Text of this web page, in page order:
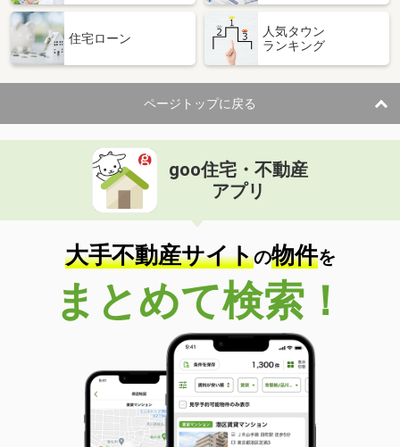
鳥取県米子市皆生新田 ３丁目
住 所
鳥取県米子市皆生新田 ３丁目
専有面積 26.08m²
間取り
1K
鳥取県境港市湊町
価 格
住 所
鳥取県境港市湊町
専有面積 43.9m²
間取り
1LDK
鳥取県鳥取市富安２
価 格
3.90万円
鳥取県鳥取市富安２
29.23m²
間取り
1DK
鳥取県境港市米川町
住宅ローン
人気タウン
ランキング
ページトップに戻る
goo住宅・不動産
アプリ
大手不動産サイトの物件を
まとめて検索！